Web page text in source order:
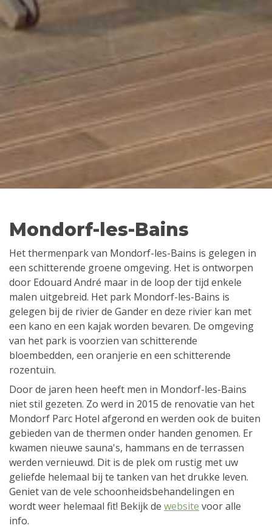
Mondorf-les-Bains
Het thermenpark van Mondorf-les-Bains is gelegen in
een schitterende groene omgeving. Het is ontworpen
door Edouard André maar in de loop der tijd enkele
malen uitgebreid. Het park Mondorf-les-Bains is
gelegen bij de rivier de Gander en deze rivier kan met
een kano en een kajak worden bevaren. De omgeving
van het park is voorzien van schitterende
bloembedden, een oranjerie en een schitterende
rozentuin.
Door de jaren heen heeft men in Mondorf-les-Bains
niet stil gezeten. Zo werd in 2015 de renovatie van het
Mondorf Parc Hotel afgerond en werden ook de buiten
gebieden van de thermen onder handen genomen. Er
kwamen nieuwe sauna's, hammans en de terrassen
werden vernieuwd. Dit is de plek om rustig met uw
geliefde helemaal bij te tanken van het drukke leven.
Geniet van de vele schoonheidsbehandelingen en
wordt weer helemaal fit! Bekijk de website voor alle
info.